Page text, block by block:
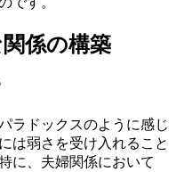
係の構築
ラドックスのように感じ
は弱さを受け入れること
に、夫婦関係において